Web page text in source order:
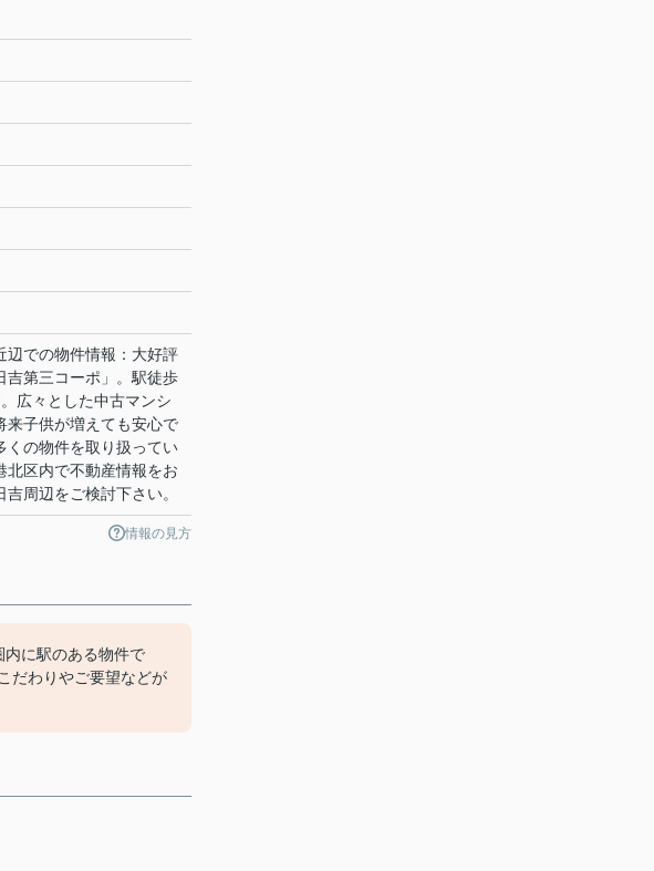
辺での物件情報：大好評
吉第三コーポ」。駅徒歩
広々とした中古マンシ
来子供が増えても安心で
くの物件を取り扱ってい
北区内で不動産情報をお
周辺をご検討下さい。
情報の見方
に駅のある物件で
だわりやご要望などが